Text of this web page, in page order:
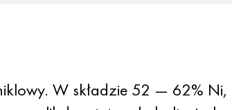
W składzie 52 — 62% Ni,